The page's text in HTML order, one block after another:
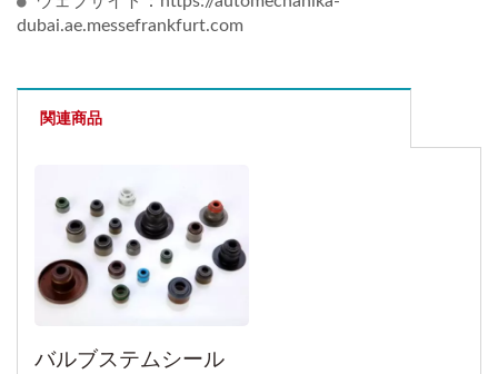
dubai.ae.messefrankfurt.com
関連商品
バルブステムシール